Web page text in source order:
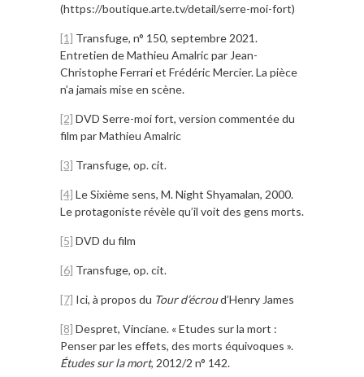
(https://boutique.arte.tv/detail/serre-moi-fort)
[1] Transfuge, n° 150, septembre 2021.
Entretien de Mathieu Amalric par Jean-
Christophe Ferrari et Frédéric Mercier. La pièce
n’a jamais mise en scène.
[2] DVD Serre-moi fort, version commentée du
film par Mathieu Amalric
[3] Transfuge, op. cit.
[4] Le Sixième sens, M. Night Shyamalan, 2000.
Le protagoniste révèle qu’il voit des gens morts.
[5] DVD du film
[6] Transfuge, op. cit.
[7] Ici, à propos du Tour d’écroud’Henry James
[8] Despret, Vinciane. « Etudes sur la mort :
Penser par les effets, des morts équivoques ».
Études sur la mort, 2012/2 n° 142.